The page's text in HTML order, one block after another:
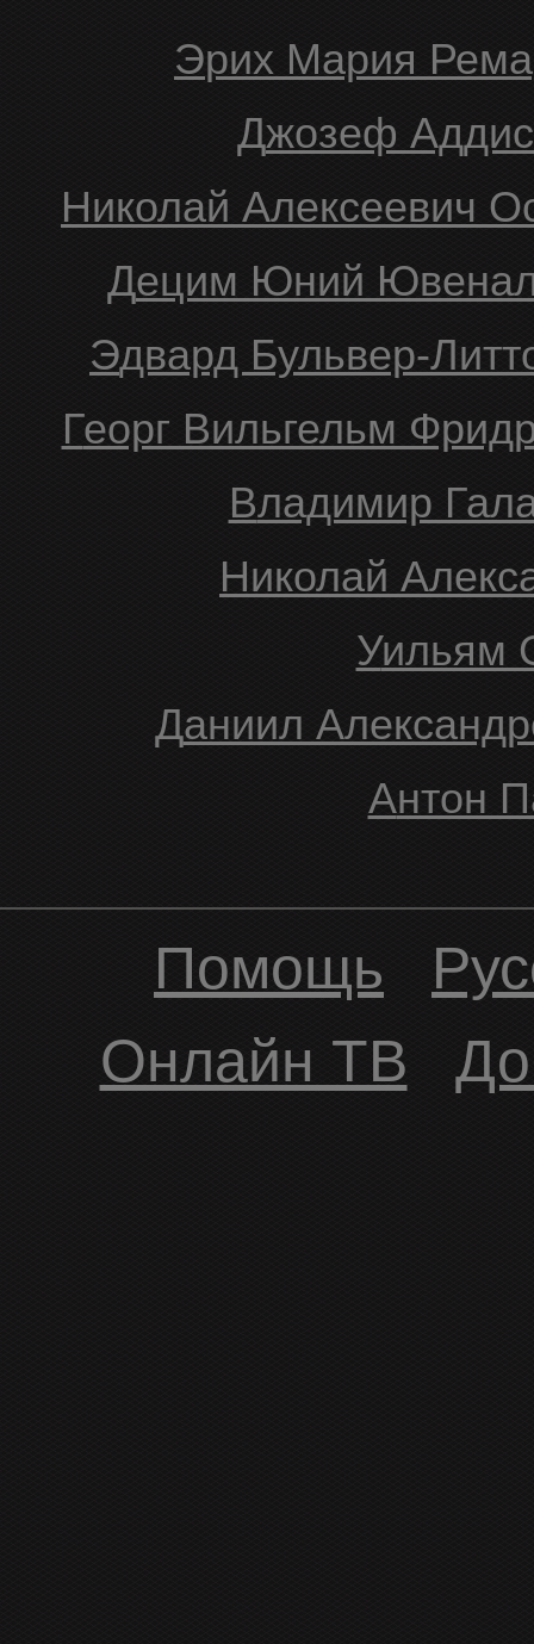
Эрих Мария
Джозеф
Николай Алексеевич
Децим Юний
Эдвард Бульвер-
Георг Вильгельм
Владимир
Николай
Даниил
Антон
Помощь
Онлайн ТВ